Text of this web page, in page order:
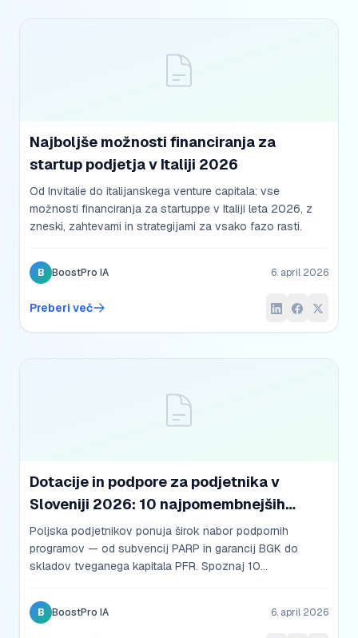
Najboljše možnosti financiranja za
startup podjetja v Italiji 2026
Od Invitalie do italijanskega venture capitala: vse
možnosti financiranja za startuppe v Italiji leta 2026, z
zneski, zahtevami in strategijami za vsako fazo rasti.
B BoostPro IA 6. april 2026
Preberi več
Dotacije in podpore za podjetnika v
Sloveniji 2026: 10 najpomembnejših
programov
Poljska podjetnikov ponuja širok nabor podpornih
programov — od subvencij PARP in garancij BGK do
skladov tveganega kapitala PFR. Spoznaj 10
B BoostPro IA 6. april 2026